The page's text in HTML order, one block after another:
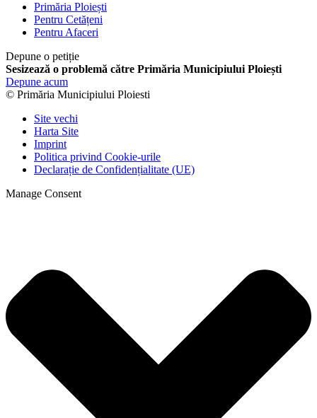
Primăria Ploiești
Pentru Cetățeni
Pentru Afaceri
Depune o petiție
Sesizează o problemă către Primăria Municipiului Ploiești
Depune acum
© Primăria Municipiului Ploiesti
Site vechi
Harta Site
Imprint
Politica privind Cookie-urile
Declarație de Confidențialitate (UE)
Manage Consent